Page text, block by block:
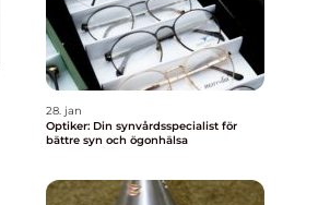
28. jan
Optiker: Din synvårdsspecialist för
bättre syn och ögonhälsa